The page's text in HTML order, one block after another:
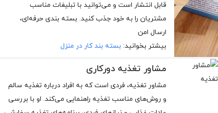
قابل انتشار است و می‌توانید با تبلیغات مناسب
مشتریان را به خود جذب کنید. بسته بندی حرفه‌ای،
ارسال امن
بیشتر بخوانید: بسته بند کار در منزل
مشاور تغذیه دورکاری
مشاور تغذیه، فردی است که به افراد درباره تغذیه سالم
و روش‌های مناسب تغذیه راهنمایی می‌کند. او با بررسی